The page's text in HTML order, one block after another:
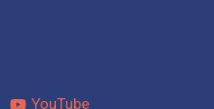
YouTube